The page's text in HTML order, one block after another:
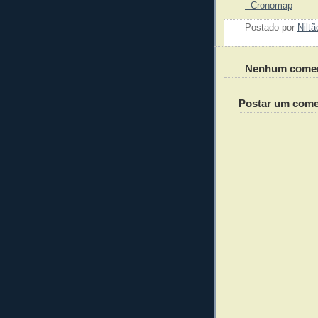
- Cronomap
Postado por
Nenhum
Postar um